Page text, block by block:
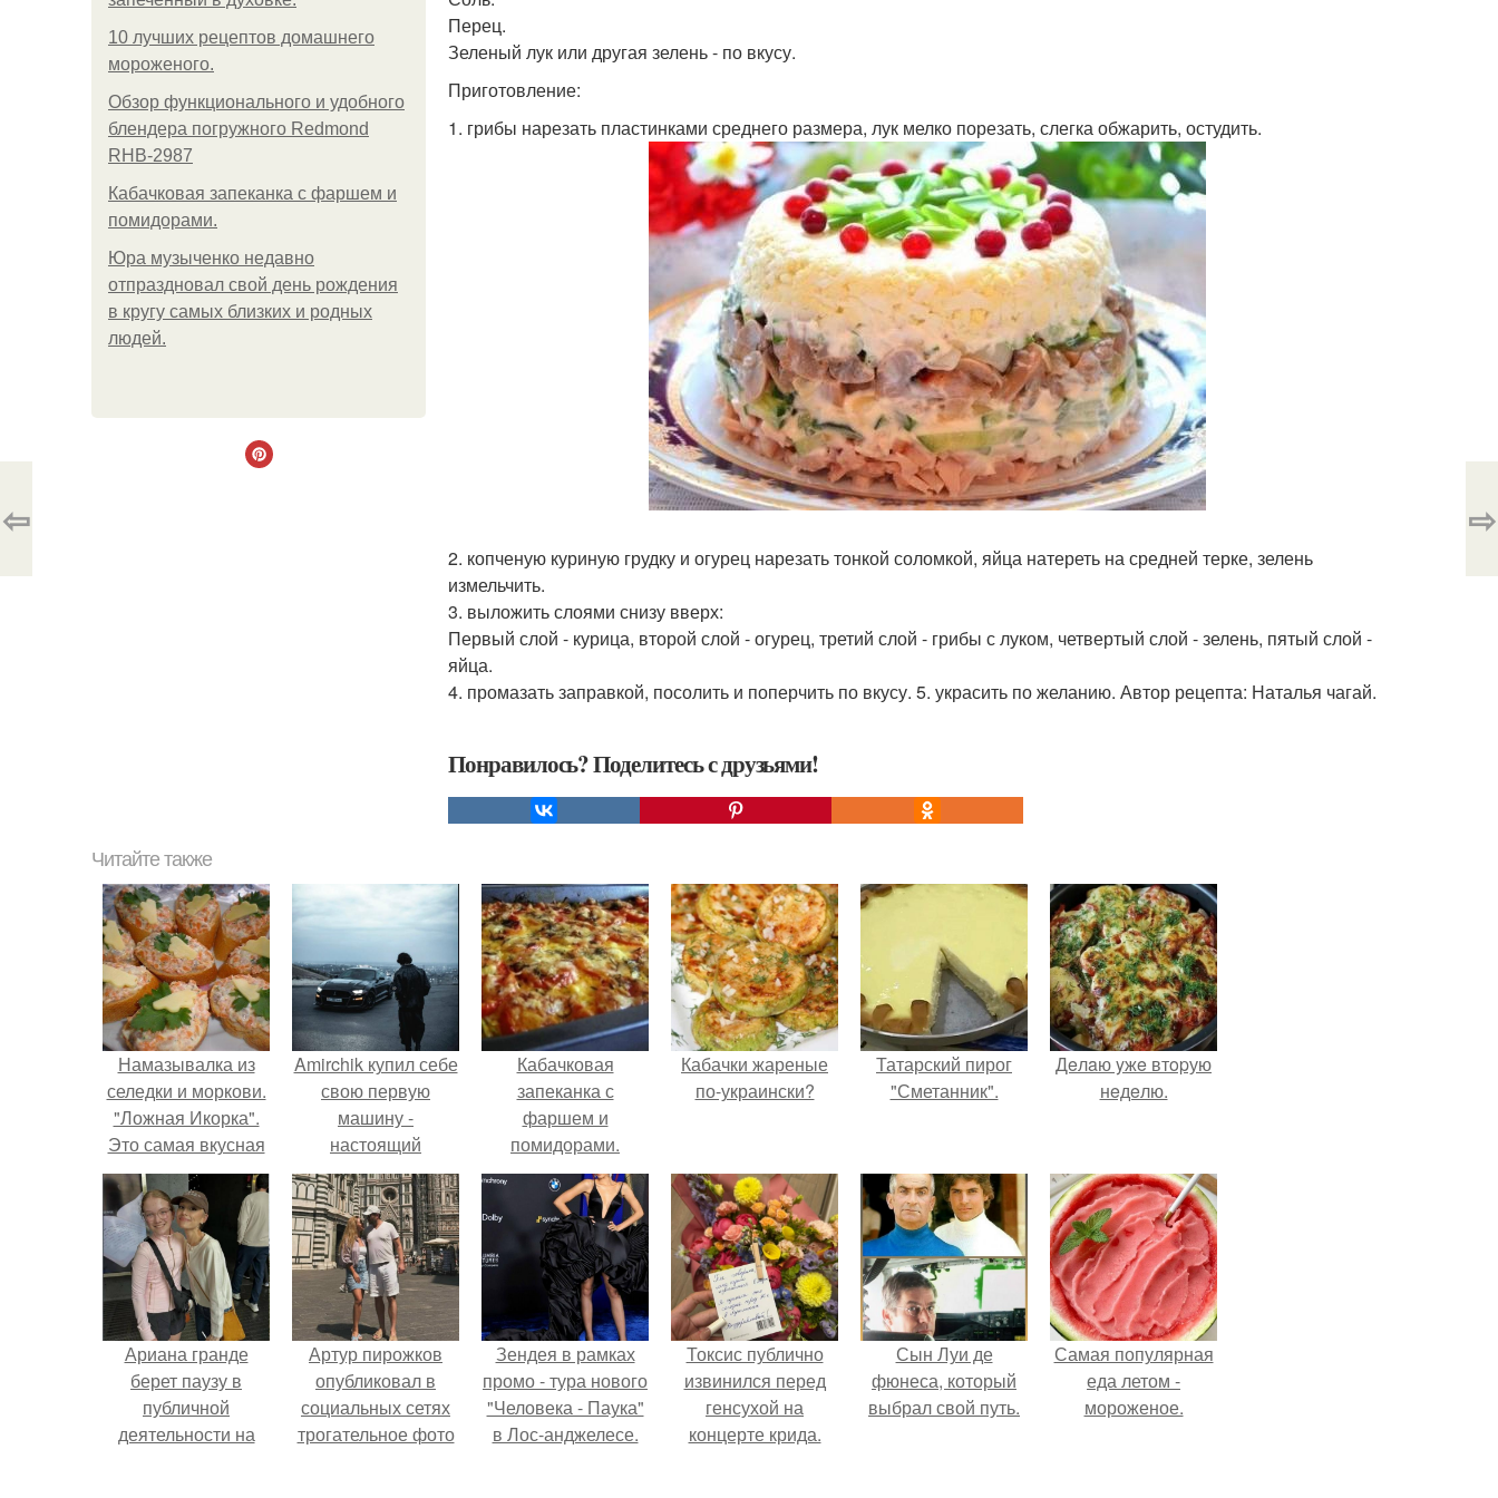
10 лучших рецептов домашнего
мороженого.
Обзор функционального и удобного
блендера погружного Redmond
RHB-2987
Кабачковая запеканка с фаршем и
помидорами.
Юра музыченко недавно
отпраздновал свой день рождения
в кругу самых близких и родных
людей.
Перец.
Зеленый лук или другая зелень - по вкусу.
Приготовление:
1. грибы нарезать пластинками среднего размера, лук мелко порезать, слегка обжарить, остудить.
2. копченую куриную грудку и огурец нарезать тонкой соломкой, яйца натереть на средней терке, зелень
измельчить.
3. выложить слоями снизу вверх:
Первый слой - курица, второй слой - огурец, третий слой - грибы с луком, четвертый слой - зелень, пятый слой -
яйца.
4. промазать заправкой, посолить и поперчить по вкусу. 5. украсить по желанию. Автор рецепта: Наталья чагай.
Понравилось? Поделитесь с друзьями!
⇦ ⇨
Читайте также
Намазывалка из
селедки и моркови.
"Ложная Икорка".
Это самая вкусная
намазывалка из
всех, которые я
пробовала.
Amirchik купил себе
свою первую
машину -
настоящий
автомобиль мечты
для многих
автолюбителей.
Кабачковая
запеканка с
фаршем и
помидорами.
Кабачки жареные
по-украински?
Татарский пирог
"Сметанник".
Дeлaю yжe втopую
нeдeлю.
Ариана гранде
берет паузу в
публичной
деятельности на
Артур пирожков
опубликовал в
социальных сетях
трогательное фото
Зендея в рамках
промо - тура нового
"Человека - Паука"
в Лос-анджелесе.
Токсис публично
извинился перед
генсухой на
концерте крида.
Сын Луи де
фюнеса, который
выбрал свой путь.
Самая популярная
еда летом -
мороженое.